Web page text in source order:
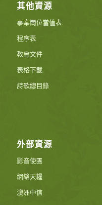
其他資源
事奉崗位當值表
程序表
教會文件
表格下載
詩歌總目錄
外部資源
影音使團
網絡天糧
澳洲中信